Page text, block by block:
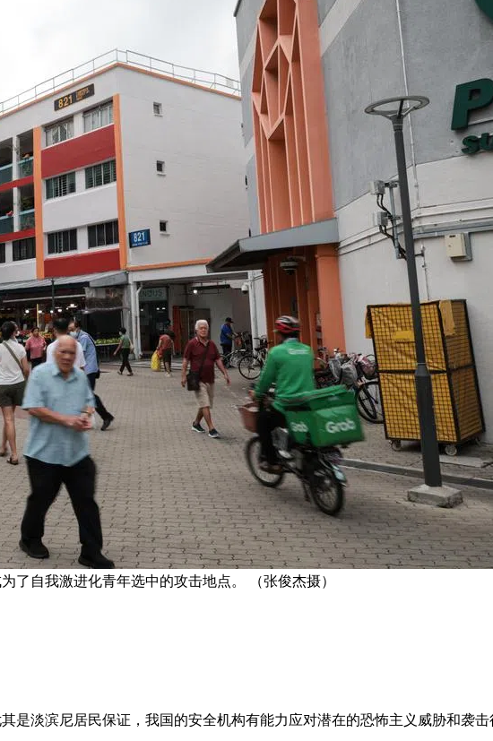
了自我激进化青年选中的攻击地点。 （张俊杰摄）
淡滨尼居民保证，我国的安全机构有能力应对潜在的恐怖主义威胁和袭击